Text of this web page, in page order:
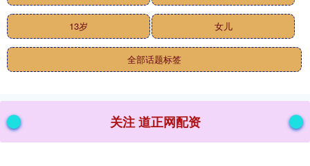
13岁 女儿
全部话题标签
关注 道正网配资